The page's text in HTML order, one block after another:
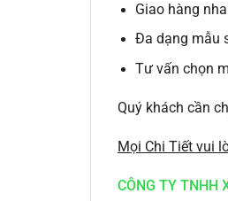
Giao hàng
Đa dạng mẫu
Tư vấn chọn
Quý khách cần
Mọi Chi Tiết vui
CÔNG TY TNHH